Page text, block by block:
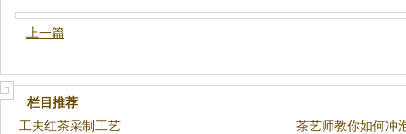
上一篇
栏目推荐
工夫红茶采制工艺
茶艺师教你如何冲